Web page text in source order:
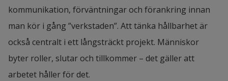
kommunikation, förväntningar och förankring innan
man kör i gång ”verkstaden”. Att tänka hållbarhet är
också centralt i ett långsträckt projekt. Människor
byter roller, slutar och tillkommer – det gäller att
arbetet håller för det.